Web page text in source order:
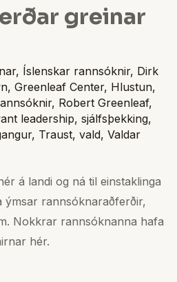
greinar
, Íslenskar rannsóknir, Dirk
, Greenleaf Center, Hlustun,
, Robert Greenleaf,
leadership, sjálfsþekking,
, Traust, vald, Valdar
á landi og ná til einstaklinga
ýmsar rannsóknaraðferðir,
Nokkrar rannsóknanna hafa
hér.